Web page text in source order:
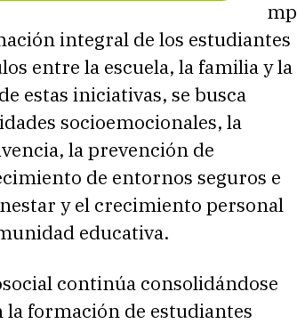
mp
integral de los estudiantes
entre la escuela, la familia y la
estas iniciativas, se busca
socioemocionales, la
la prevención de
de entornos seguros e
y el crecimiento personal
educativa.
continúa consolidándose
formación de estudiantes